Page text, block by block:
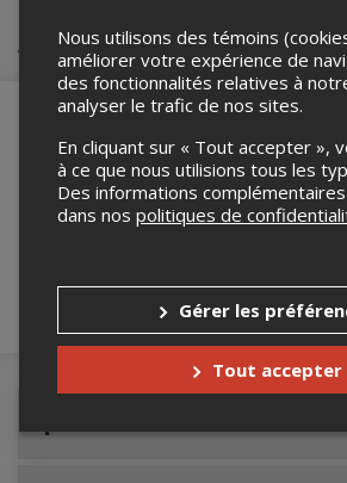
Achat de billets
Merci de confirmer que vous
robot ci-bas.
Nous utilisons des témoins
améliorer votre expérience de
des fonctionnalités relatives à
analyser le trafic de nos sites.
En cliquant sur « Tout accepter »,
à ce que nous utilisions tous les
Des informations
dans nos politiques de
Gérer les
Tout accepter